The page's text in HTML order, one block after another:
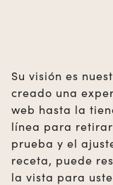
Su visión es
creado una
web hasta la
línea para
prueba y el
receta, puede
la vista para